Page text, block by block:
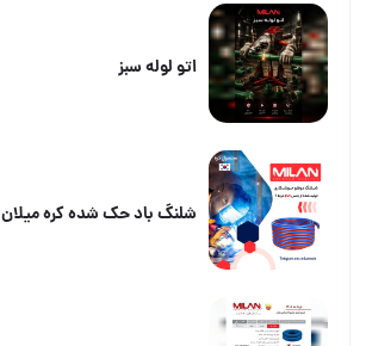
اتو لوله سبز
شلنگ باد حک شده کره میلان